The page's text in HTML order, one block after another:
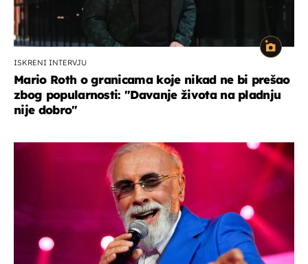
ISKRENI INTERVJU
Mario Roth o granicama koje nikad ne bi prešao
zbog popularnosti: "Davanje života na pladnju
nije dobro"